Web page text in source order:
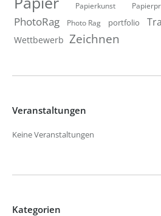
Papierkunst
PhotoRag Photo Rag portfolio
Wettbewerb Zeichnen
Veranstaltungen
Keine Veranstaltungen
Kategorien